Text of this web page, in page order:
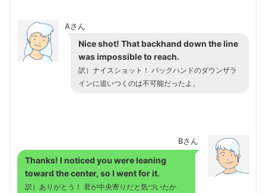
Aさん
Nice shot! That backhand down the line
was impossible to reach.
訳）ナイスショット！ バックハンドのダウンザラ
インに追いつくのは不可能だったよ。
Bさん
Thanks! I noticed you were leaning
toward the center, so I went for it.
訳）ありがとう！ 君が中央寄りだと気づいたか